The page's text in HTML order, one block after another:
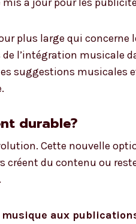
plus large qui concerne
de l’intégration musicale
suggestions musicales
durable?
Cette nouvelle
du contenu ou
aux